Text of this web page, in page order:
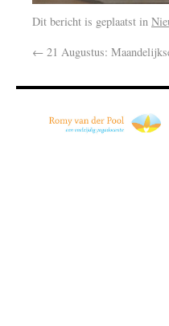
Dit bericht is geplaatst in
← 21 Augustus: